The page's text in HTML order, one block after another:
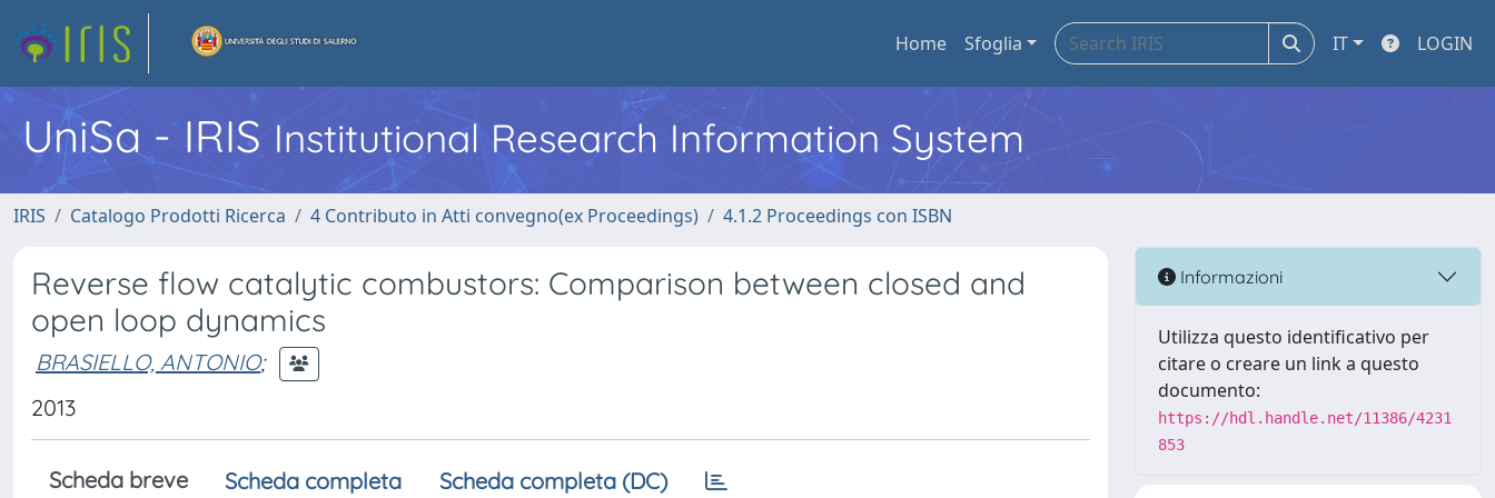
Home Sfoglia IT LOGIN
UniSa - IRIS Institutional Research Information System
IRIS Catalogo Prodotti Ricerca 4 Contributo in Atti convegno(ex Proceedings) 4.1.2 Proceedings con ISBN
Reverse flow catalytic combustors: Comparison between closed and
open loop dynamics
BRASIELLO, ANTONIO;
2013
Scheda breve Scheda completa Scheda completa (DC)
Informazioni
Utilizza questo identificativo per
citare o creare un link a questo
documento:
https://hdl.handle.net/11386/4231
853